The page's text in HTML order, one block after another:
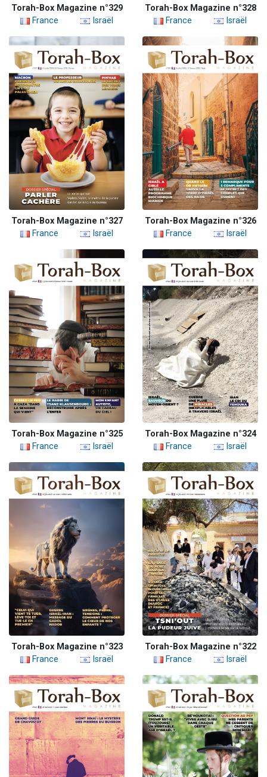
Torah-Box Magazine n°329
France
Israël
Torah-Box Magazine n°328
France
Israël
Torah-Box Magazine n°327
France
Israël
Torah-Box Magazine n°326
France
Israël
Torah-Box Magazine n°325
France
Israël
Torah-Box Magazine n°324
France
Israël
Torah-Box Magazine n°323
France
Israël
Torah-Box Magazine n°322
France
Israël